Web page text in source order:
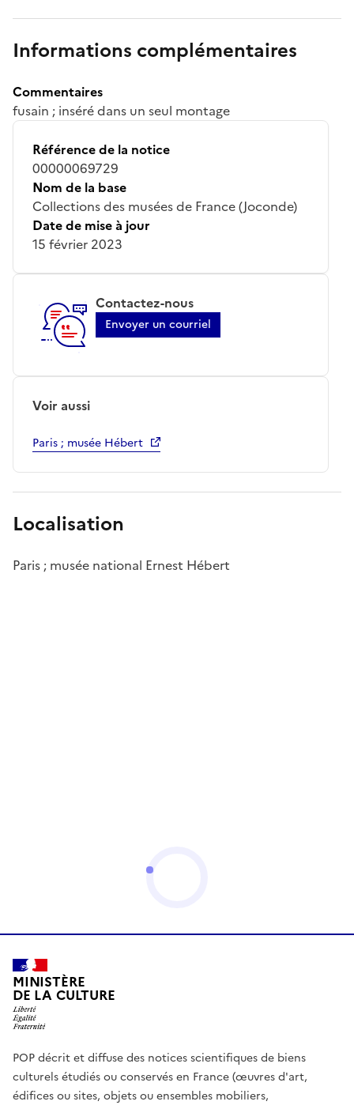
Informations complémentaires
Commentaires
fusain ; inséré dans un seul montage
Référence de la notice
00000069729
Nom de la base
Collections des musées de France (Joconde)
Date de mise à jour
15 février 2023
Contactez-nous
Envoyer un courriel
Voir aussi
Paris ; musée Hébert
Localisation
Paris ; musée national Ernest Hébert
MINISTÈRE
DE LA CULTURE
POP décrit et diffuse des notices scientifiques de biens
culturels étudiés ou conservés en France (œuvres d'art,
édifices ou sites, objets ou ensembles mobiliers,